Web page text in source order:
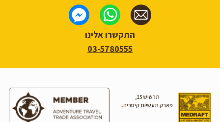
התקשרו אלינו
03-5780555
תרשיש 15,
פארק תעשיות קיסריה.